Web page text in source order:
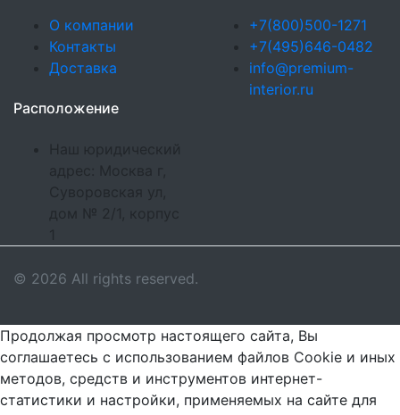
О компании
Контакты
Доставка
+7(800)500-1271
+7(495)646-0482
info@premium-
interior.ru
Расположение
Наш юридический
адрес: Москва г,
Суворовская ул,
дом № 2/1, корпус
© 2026 All rights reserved.
Продолжая просмотр настоящего сайта, Вы
соглашаетесь с использованием файлов Cookie и иных
методов, средств и инструментов интернет-
статистики и настройки, применяемых на сайте для